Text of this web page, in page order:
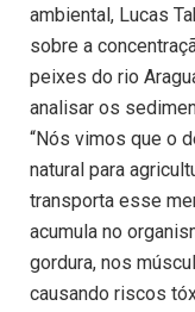
ambiental, Lucas
sobre a
peixes do rio
analisar os
“Nós vimos que o
natural para
transporta esse
acumula no
gordura, nos
causando riscos